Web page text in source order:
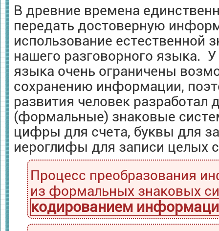
В древние времена
передать достоверную
использование естественной
нашего разговорного языка. У
языка очень ограничены
сохранению информации,
развития человек разработал
(формальные) знаковые
цифры для счета, буквы для
иероглифы для записи целых
Процесс преобразования
из формальных знаковых
кодированием